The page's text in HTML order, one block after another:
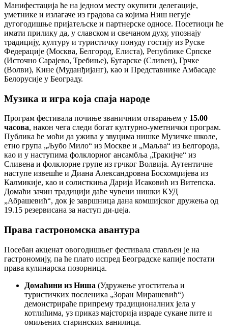
Манифестација ће на једном месту окупити делегације,
уметнике и излагаче из градова са којима Ниш негује
дугогодишње пријатељске и партнерске односе. Посетиоци ће
имати прилику да, у славском и свечаном духу, упознају
традицију, културу и туристичку понуду гостију из Руске
Федерације (Москва, Белгород, Елиста), Републике Српске
(Источно Сарајево, Требиње), Бугарске (Сливен), Грчке
(Волви), Кине (Муданђијанг), као и Представнике Амбасаде
Белорусије у Београду.
Музика и игра која спаја народе
Програм фестивала почиње званичним отварањем у 15.00
часова, након чега следи богат културно-уметнички програм.
Публика ће моћи да ужива у звуцима нишке Музичке школе,
етно група „Љубо Мило“ из Москве и „Маљва“ из Белгорода,
као и у наступима фолклорног ансамбља „Тракијче“ из
Сливена и фолклорне групе из грчког Волвија. Аутентичне
наступе извешће и Диана Александровна Босхомџијева из
Калмикије, као и солисткиња Дарија Исаковић из Витепска.
Домаћи зачин традицији даће чувени нишки КУД
„Абрашевић“, док је завршница дана комшијског дружења од
19.15 резервисана за наступ ди-џеја.
Права гастрономска авантура
Посебан акценат овогодишњег фестивала стављен је на
гастрономију, па ће плато испред Београдске капије постати
права кулинарска позорница.
Домаћини из Ниша (Удружење угоститеља и
туристичких посленика „Зоран Мирашевић“)
демонстрираће припрему традиционалних јела у
котлићима, уз приказ мајсторија израде сукане пите и
омиљених старинских ванилица.